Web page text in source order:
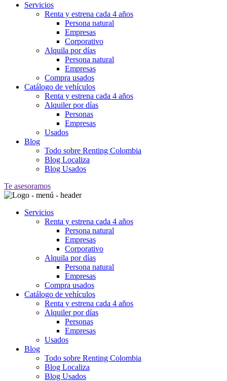
Servicios
Renta y estrena cada 4 años
Persona natural
Empresas
Corporativo
Alquila por días
Persona natural
Empresas
Compra usados
Catálogo de vehículos
Renta y estrena cada 4 años
Alquiler por días
Personas
Empresas
Usados
Blog
Todo sobre Renting Colombia
Blog Localiza
Blog Usados
Te asesoramos
Servicios
Renta y estrena cada 4 años
Persona natural
Empresas
Corporativo
Alquila por días
Persona natural
Empresas
Compra usados
Catálogo de vehículos
Renta y estrena cada 4 años
Alquiler por días
Personas
Empresas
Usados
Blog
Todo sobre Renting Colombia
Blog Localiza
Blog Usados